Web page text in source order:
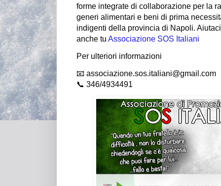
forme integrate di collaborazione per la
generi alimentari e beni di prima
indigenti della provincia di Napoli.
anche tu Associazione SOS Italiani
Per ulteriori informazioni
📧 associazione.sos.italiani@gmail.com
📞 346/4934491